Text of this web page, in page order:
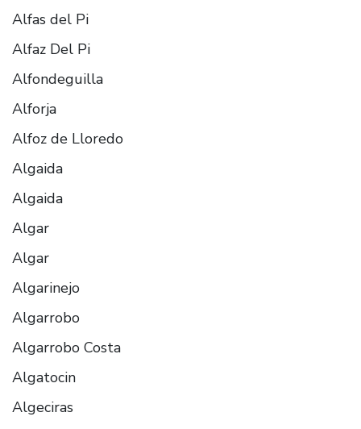
Alfas del Pi
Alfaz Del Pi
Alfondeguilla
Alforja
Alfoz de Lloredo
Algaida
Algaida
Algar
Algar
Algarinejo
Algarrobo
Algarrobo Costa
Algatocin
Algeciras